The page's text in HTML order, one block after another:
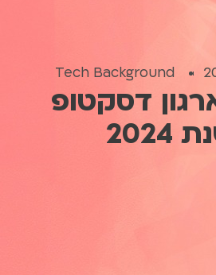
Tech Background
דסקטופ